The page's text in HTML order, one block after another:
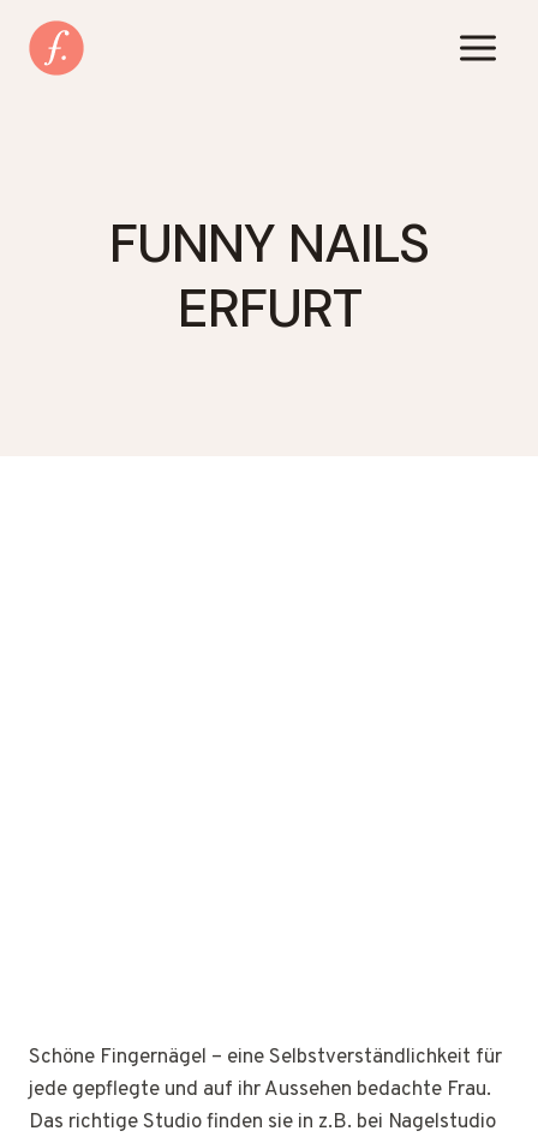
Inhalt
springen
FUNNY NAILS
ERFURT
Schöne Fingernägel – eine Selbstverständlichkeit für
jede gepflegte und auf ihr Aussehen bedachte Frau.
Das richtige Studio finden sie in z.B. bei Nagelstudio